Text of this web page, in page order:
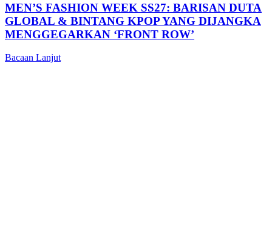
MEN’S FASHION WEEK SS27: BARISAN DUTA
GLOBAL & BINTANG KPOP YANG DIJANGKA
MENGGEGARKAN ‘FRONT ROW’
Bacaan Lanjut